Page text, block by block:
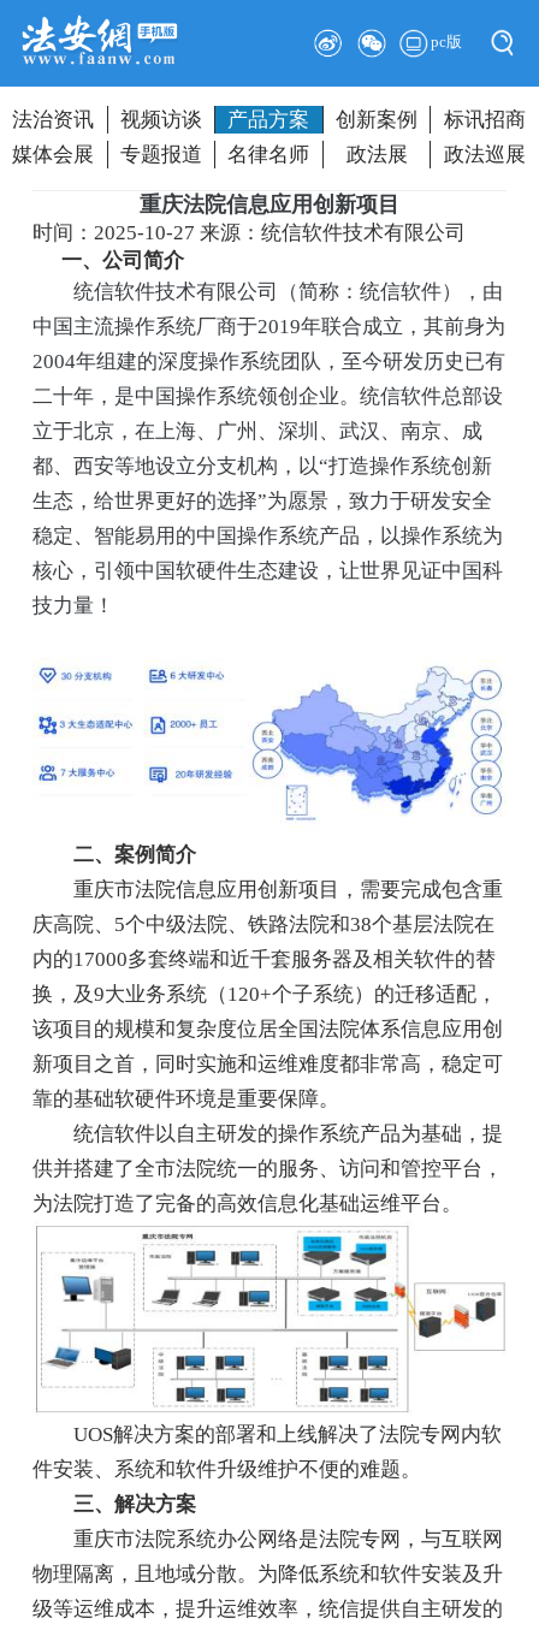
pc版
法治资讯 视频访谈 产品方案 创新案例
标讯招商
媒体会展
专题报道 名律名师 政法展 政法巡展
重庆法院信息应用创新项目
时间：2025-10-27来源：统信软件技术有限公司
一、公司简介
统信软件技术有限公司（简称：统信软件），由
中国主流操作系统厂商于2019年联合成立，其前身为
2004年组建的深度操作系统团队，至今研发历史已有
二十年，是中国操作系统领创企业。统信软件总部设
立于北京，在上海、广州、深圳、武汉、南京、成
都、西安等地设立分支机构，以“打造操作系统创新
生态，给世界更好的选择”为愿景，致力于研发安全
稳定、智能易用的中国操作系统产品，以操作系统为
核心，引领中国软硬件生态建设，让世界见证中国科
技力量！
二、案例简介
重庆市法院信息应用创新项目，需要完成包含重
庆高院、5个中级法院、铁路法院和38个基层法院在
内的17000多套终端和近千套服务器及相关软件的替
换，及9大业务系统（120+个子系统）的迁移适配，
该项目的规模和复杂度位居全国法院体系信息应用创
新项目之首，同时实施和运维难度都非常高，稳定可
靠的基础软硬件环境是重要保障。
统信软件以自主研发的操作系统产品为基础，提
供并搭建了全市法院统一的服务、访问和管控平台，
为法院打造了完备的高效信息化基础运维平台。
UOS解决方案的部署和上线解决了法院专网内软
件安装、系统和软件升级维护不便的难题。
三、解决方案
重庆市法院系统办公网络是法院专网，与互联网
物理隔离，且地域分散。为降低系统和软件安装及升
级等运维成本，提升运维效率，统信提供自主研发的